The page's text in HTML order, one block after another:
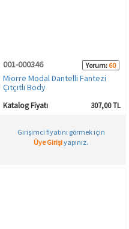
001-000346 Yorum: 60
Miorre Modal Dantelli Fantezi
Çıtçıtlı Body
Katalog Fiyatı 307,00 TL
Girişimci fiyatını görmek için
Üye Girişiyapınız.